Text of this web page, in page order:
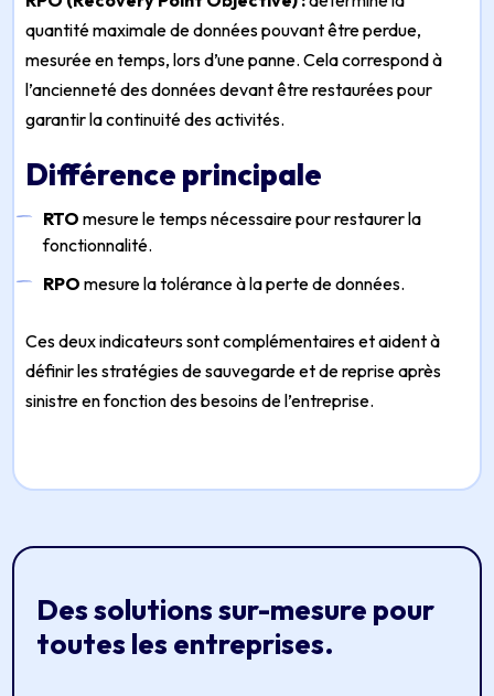
quantité maximale de données pouvant être perdue,
mesurée en temps, lors d’une panne. Cela correspond à
l’ancienneté des données devant être restaurées pour
garantir la continuité des activités.
Différence principale
RTO mesure le temps nécessaire pour restaurer la
fonctionnalité.
RPO mesure la tolérance à la perte de données.
Ces deux indicateurs sont complémentaires et aident à
définir les stratégies de sauvegarde et de reprise après
sinistre en fonction des besoins de l’entreprise.
Des solutions sur-mesure pour
toutes les entreprises.